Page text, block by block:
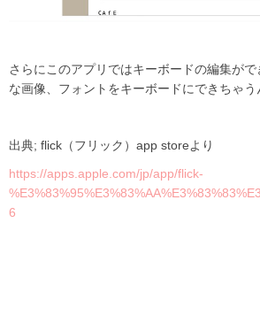
さらにこのアプリではキーボードの編集が
な画像、フォントをキーボードにできちゃう
出典; flick（フリック）app storeより
https://apps.apple.com/jp/app/flick-
6